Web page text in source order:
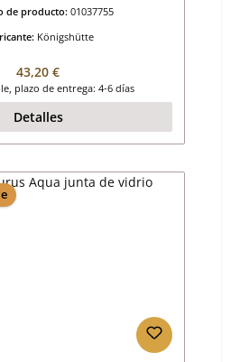
de producto: 01037755
Königshütte
Precio normal:
43,20 €
plazo de entrega: 4-6 días
Detalles